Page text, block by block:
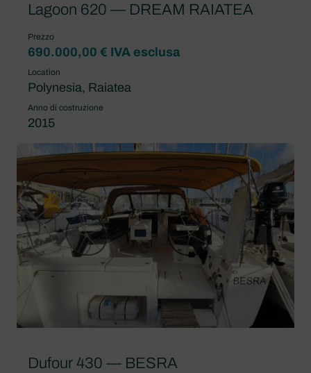
Lagoon 620 — DREAM RAIATEA
Prezzo
690.000,00 € IVA esclusa
Location
Polynesia, Raiatea
Anno di costruzione
2015
Dufour 430 — BESRA